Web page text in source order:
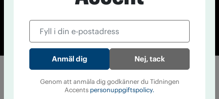
© Tidningen Accent 2026
Cookiepolicy
Personuppgiftspolicy
Nej, tack
Genom att anmäla dig godkänner du Tidningen
Accents personuppgiftspolicy.